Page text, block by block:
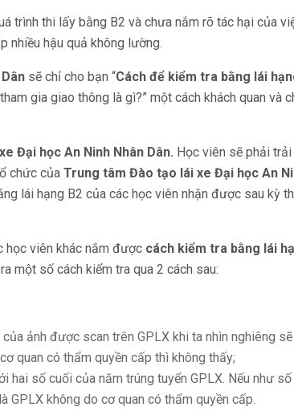
trình thi lấy bằng B2 và chưa nắm rõ tác hại của
nhiều hậu quả không lường.
sẽ chỉ cho bạn “Cách để kiểm tra bằng lái
gia giao thông là gì?” một cách khách quan và
Đại học An Ninh Nhân Dân. Học viên sẽ phải
chức của Trung tâm Đào tạo lái xe Đại học An
lái hạng B2 của các học viên nhận được sau kỳ
học viên khác nắm được cách kiểm tra bằng lái
một số cách kiểm tra qua 2 cách sau:
ảnh được scan trên GPLX khi ta nhìn nghiêng
quan có thẩm quyền cấp thì không thấy;
hai số cuối của năm trúng tuyển GPLX. Nếu như
GPLX không do cơ quan có thẩm quyền cấp.